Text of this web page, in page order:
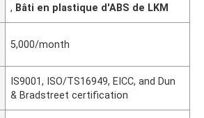
, Bâti en plastique d'ABS de LKM
5,000/month
IS9001, ISO/TS16949, EICC, and Dun
& Bradstreet certification